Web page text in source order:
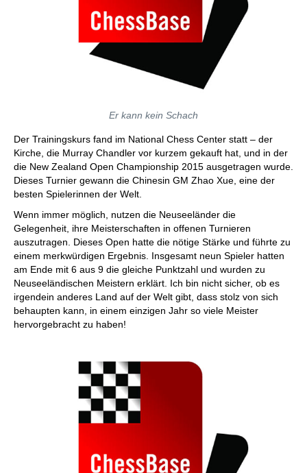
Er kann kein Schach
Der Trainingskurs fand im National Chess Center statt – der
Kirche, die Murray Chandler vor kurzem gekauft hat, und in der
die New Zealand Open Championship 2015 ausgetragen wurde.
Dieses Turnier gewann die Chinesin GM Zhao Xue, eine der
besten Spielerinnen der Welt.
Wenn immer möglich, nutzen die Neuseeländer die
Gelegenheit, ihre Meisterschaften in offenen Turnieren
auszutragen. Dieses Open hatte die nötige Stärke und führte zu
einem merkwürdigen Ergebnis. Insgesamt neun Spieler hatten
am Ende mit 6 aus 9 die gleiche Punktzahl und wurden zu
Neuseeländischen Meistern erklärt. Ich bin nicht sicher, ob es
irgendein anderes Land auf der Welt gibt, dass stolz von sich
behaupten kann, in einem einzigen Jahr so viele Meister
hervorgebracht zu haben!